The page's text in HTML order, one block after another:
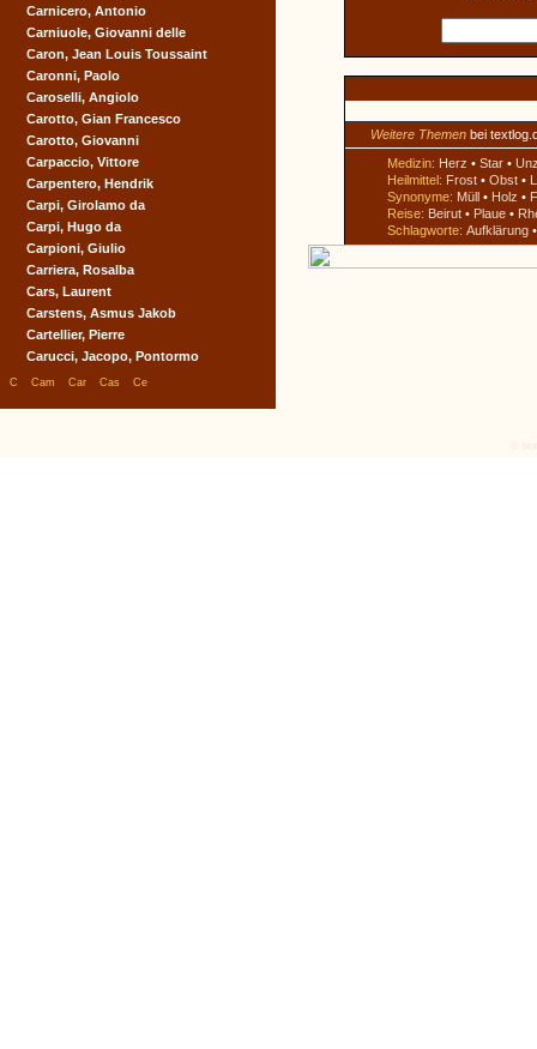
Weitere Themen bei
Medizin: Herz • Star •
Heilmittel: Frost • Obst •
Synonyme: Müll • Holz •
Reise: Beirut • Plaue •
Schlagworte: Aufklärung
Carnicero, Antonio
Carniuole, Giovanni delle
Caron, Jean Louis Toussaint
Caronni, Paolo
Caroselli, Angiolo
Carotto, Gian Francesco
Carotto, Giovanni
Carpaccio, Vittore
Carpentero, Hendrik
Carpi, Girolamo da
Carpi, Hugo da
Carpioni, Giulio
Carriera, Rosalba
Cars, Laurent
Carstens, Asmus Jakob
Cartellier, Pierre
Carucci, Jacopo, Pontormo
C Cam Car Cas Ce